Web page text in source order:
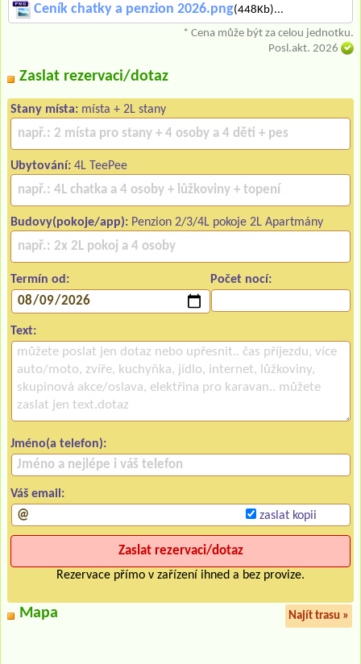
Ceník chatky a penzion 2026.png(448Kb)...
* Cena může být za celou jednotku.
Posl.akt. 2026
Zaslat rezervaci/dotaz
Stany místa: místa + 2L stany
Ubytování: 4L TeePee
Budovy(pokoje/app): Penzion 2/3/4L pokoje 2L Apartmány
Termín od: Počet nocí:
Text:
Jméno(a telefon):
Váš email:
zaslat kopii
Rezervace přímo v zařízení ihned a bez provize.
Mapa Najít trasu »